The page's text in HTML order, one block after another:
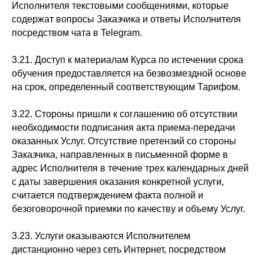
Исполнителя текстовыми сообщениями, которые
содержат вопросы Заказчика и ответы Исполнителя
посредством чата в Telegram.
3.21. Доступ к материалам Курса по истечении срока
обучения предоставляется на безвозмездной основе
на срок, определенный соответствующим Тарифом.
3.22. Стороны пришли к соглашению об отсутствии
необходимости подписания акта приема-передачи
оказанных Услуг. Отсутствие претензий со стороны
Заказчика, направленных в письменной форме в
адрес Исполнителя в течение трех календарных дней
с даты завершения оказания конкретной услуги,
считается подтверждением факта полной и
безоговорочной приемки по качеству и объему Услуг.
3.23. Услуги оказываются Исполнителем
дистанционно через сеть Интернет, посредством